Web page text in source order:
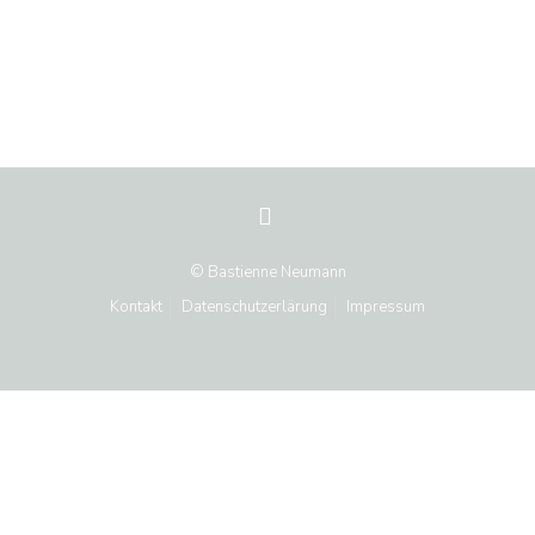
© Bastienne Neumann
Kontakt
Datenschutzerlärung Impressum